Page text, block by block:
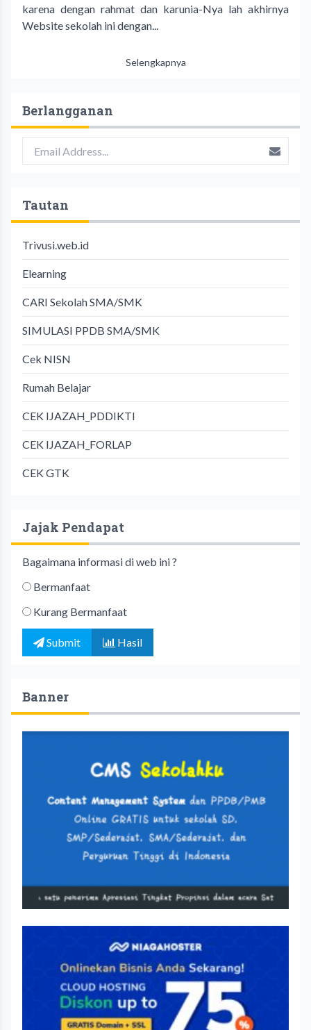
karena dengan rahmat dan karunia-Nya lah akhirnya
Website sekolah ini dengan...
Selengkapnya
Berlangganan
Tautan
Trivusi.web.id
Elearning
CARI Sekolah SMA/SMK
SIMULASI PPDB SMA/SMK
Cek NISN
Rumah Belajar
CEK IJAZAH_PDDIKTI
CEK IJAZAH_FORLAP
CEK GTK
Jajak Pendapat
Bagaimana informasi di web ini ?
Bermanfaat
Kurang Bermanfaat
Submit Hasil
Banner